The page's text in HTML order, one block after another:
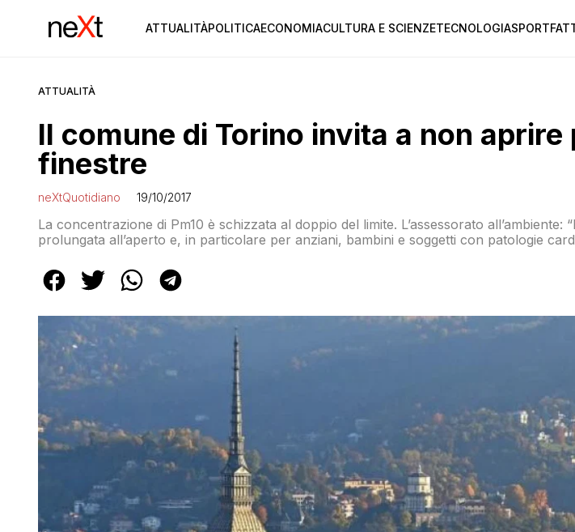
ATTUALITÀPOLITICAECONOMIACULTURA E SCIENZETECNOLOGIASPORT
ATTUALITÀ
Il comune di Torino invita a non aprire
finestre
neXtQuotidiano 19/10/2017
La concentrazione di Pm10 è schizzata al doppio del limite. L’assessorato all’ambiente:
prolungata all’aperto e, in particolare per anziani, bambini e soggetti con patologie